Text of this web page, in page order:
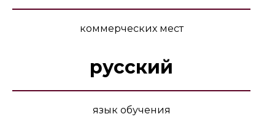
коммерческих мест
русский
язык обучения